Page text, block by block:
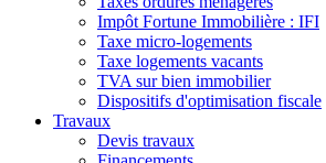
Impôt Fortune Immobilière : IFI
Taxe micro-logements
Taxe logements vacants
TVA sur bien immobilier
Dispositifs d'optimisation fiscale
Travaux
Devis travaux